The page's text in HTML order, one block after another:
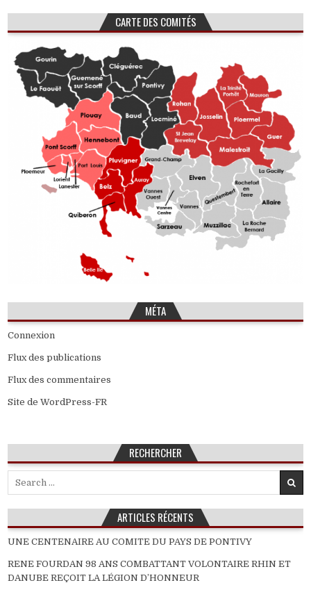
CARTE DES COMITÉS
MÉTA
Connexion
Flux des publications
Flux des commentaires
Site de WordPress-FR
RECHERCHER
ARTICLES RÉCENTS
UNE CENTENAIRE AU COMITE DU PAYS DE PONTIVY
RENE FOURDAN 98 ANS COMBATTANT VOLONTAIRE RHIN ET
DANUBE REÇOIT LA LÉGION D’HONNEUR